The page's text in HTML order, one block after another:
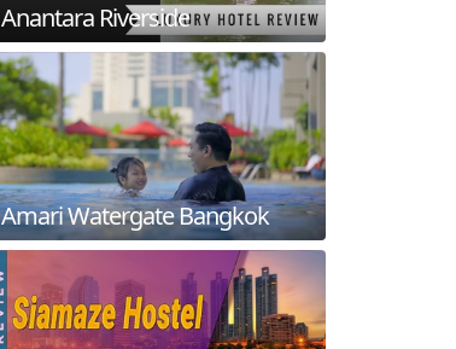
Anantara Riverside
Amari Watergate Bangkok